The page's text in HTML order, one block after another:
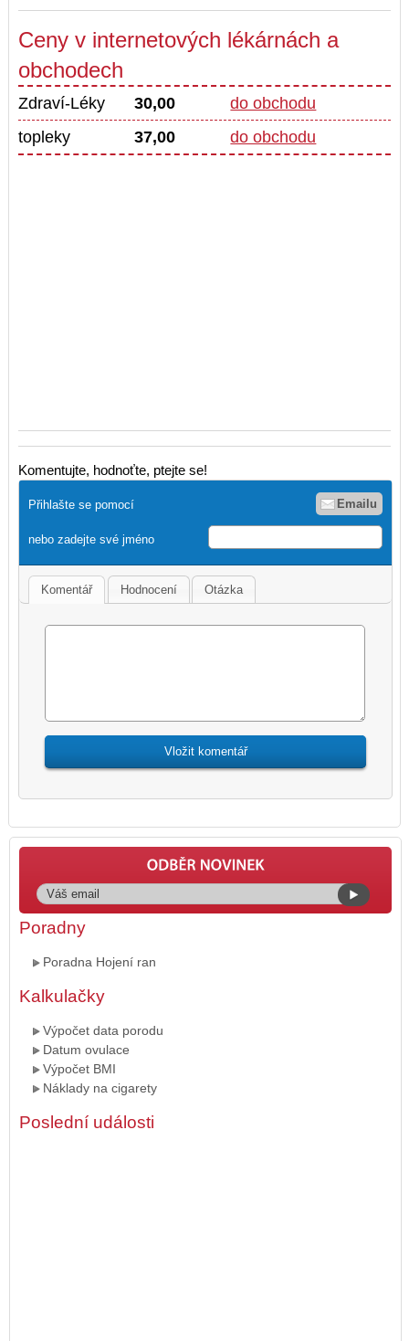
Ceny v internetových lékárnách a
obchodech
Zdraví-Léky 30,00
do obchodu
topleky
37,00 do obchodu
Komentujte, hodnoťte, ptejte se!
Přihlašte se pomocí Emailu
nebo zadejte své jméno
Komentář Hodnocení Otázka
Poradny
Poradna Hojení ran
Kalkulačky
Výpočet data porodu
Datum ovulace
Výpočet BMI
Náklady na cigarety
Poslední události